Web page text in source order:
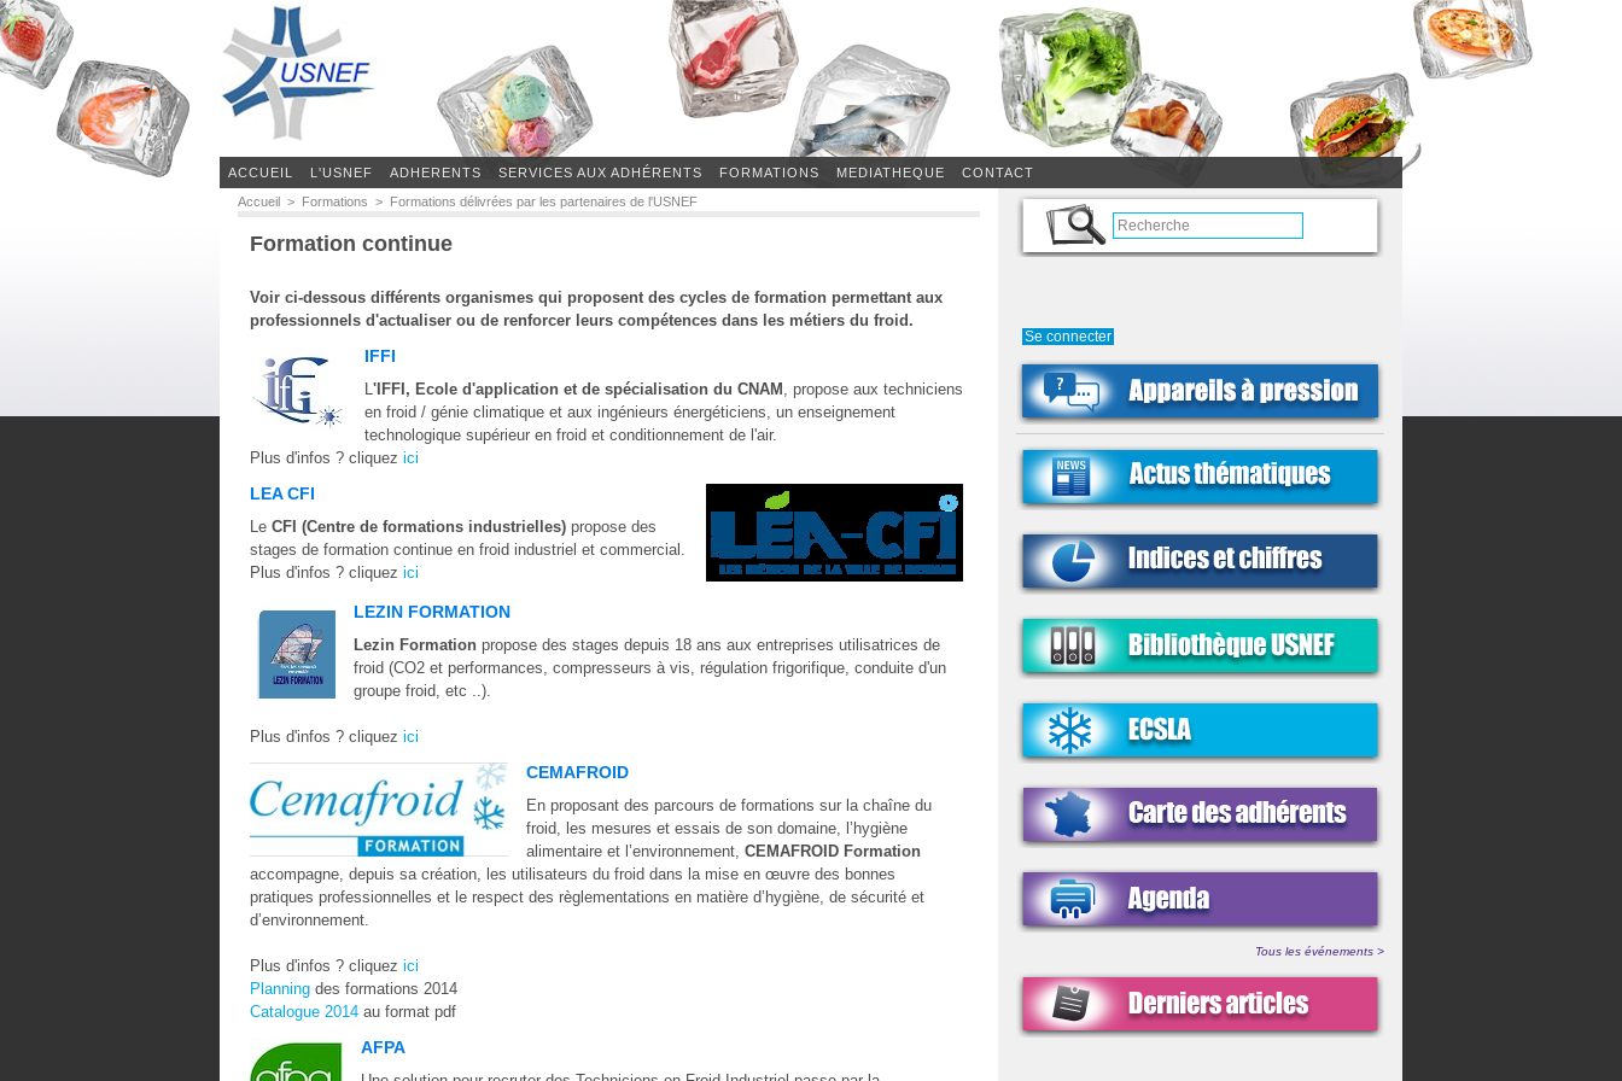
ACCUEIL L'USNEF ADHERENTS SERVICES AUX ADHÉRENTS FORMATIONS MEDIATHEQUE
CONTACT
Accueil > Formations > Formations délivrées par les partenaires de l'USNEF
Formation continue
Voir ci-dessous différents organismes qui proposent des cycles de formation permettant aux
professionnels d'actualiser ou de renforcer leurs compétences dans les métiers du froid.
IFFI
L'IFFI, Ecole d'application et de spécialisation du CNAM , propose aux techniciens
en froid / génie climatique et aux ingénieurs énergéticiens, un enseignement
technologique supérieur en froid et conditionnement de l'air.
Plus d'infos ? cliquez ici
LEA CFI
Le CFI (Centre de formations industrielles) propose des
stages de formation continue en froid industriel et commercial.
Plus d'infos ? cliquez ici
LEZIN FORMATION
Lezin Formation propose des stages depuis 18 ans aux entreprises utilisatrices de
froid (CO2 et performances, compresseurs à vis, régulation frigorifique, conduite d'un
groupe froid, etc ..).
Plus d'infos ? cliquez ici
CEMAFROID
En proposant des parcours de formations sur la chaîne du
froid, les mesures et essais de son domaine, l’hygiène
alimentaire et l’environnement, CEMAFROID Formation
accompagne, depuis sa création, les utilisateurs du froid dans la mise en œuvre des bonnes
pratiques professionnelles et le respect des règlementations en matière d’hygiène, de sécurité et
d’environnement.
Plus d'infos ? cliquez ici
Planning des formations 2014
Catalogue 2014 au format pdf
AFPA
Se connecter
Tous les événements >